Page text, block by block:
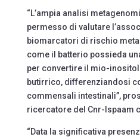
“L’ampia analisi
permesso di valutare
biomarcatori di rischio
come il batterio possieda
per convertire il mio-
butirrico, differenziandosi
commensali intestinali”,
ricercatore del Cnr-Ispaam
“Data la significativa